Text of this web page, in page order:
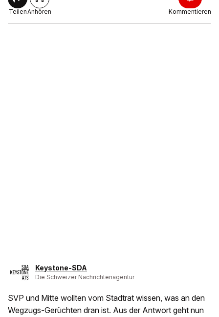
TeilenAnhören Kommentieren
Keystone-SDA
Die Schweizer Nachrichtenagentur
SVP und Mitte wollten vom Stadtrat wissen, was an den
Wegzugs-Gerüchten dran ist. Aus der Antwort geht nun